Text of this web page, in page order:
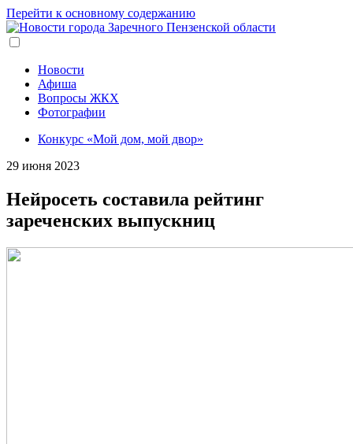
Перейти к основному содержанию
Новости
Афиша
Вопросы ЖКХ
Фотографии
Конкурс «Мой дом, мой двор»
29 июня 2023
Нейросеть составила рейтинг
зареченских выпускниц